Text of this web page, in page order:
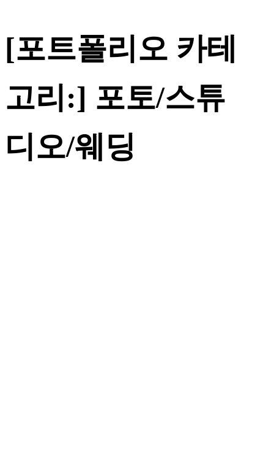
[포트폴리오 카테
고리:] 포토/스튜
디오/웨딩